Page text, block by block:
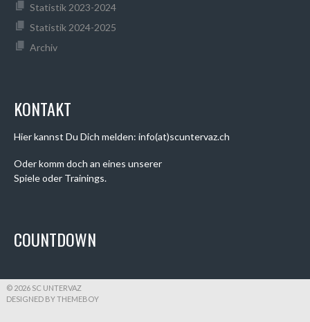
Statistik 2023-2024
Statistik 2024-2025
Archiv
KONTAKT
Hier kannst Du Dich melden: info(at)scuntervaz.ch
Oder komm doch an eines unserer
Spiele oder Trainings.
COUNTDOWN
© 2026 SC UNTERVAZ
DESIGNED BY THEMEBOY